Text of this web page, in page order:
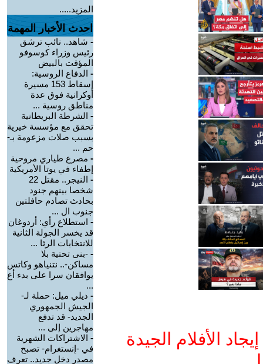
الأفلام الجيدة
المزيد.....
احدث الأخبار المهمة
- شاهد.. نائب ترشق
رئيس وزراء كوسوفو
المؤقت بالبيض
- الدفاع الروسية:
إسقاط 153 مسيرة
أوكرانية فوق عدة
مناطق روسية ...
- الشرطة البريطانية
تحقق مع مؤسسة خيرية
بسبب صلات مزعومة بـ-
حم ...
- مصرع طياري مروحية
إطفاء في يوتا الأمريكية
-
النيجر.. مقتل 22
شخصا بينهم جنود
بحادث تصادم حافلتين
جنوب ال ...
- استطلاع رأي: أردوغان
قد يخسر الجولة الثانية
للانتخابات الرئا ...
- -بنى تحتية بلا
مساكن-.. نتنياهو وكاتس
يوافقان سرا على بدء أع
...
- ديلي ميل: حملة لـ-
الجيش الجمهوري
الجديد- قد تدفع
مهاجرين إلى ...
- الاشتراكات الشهرية
في -إنستغرام- تصبح
مصدر دخل جديد.. تعرف